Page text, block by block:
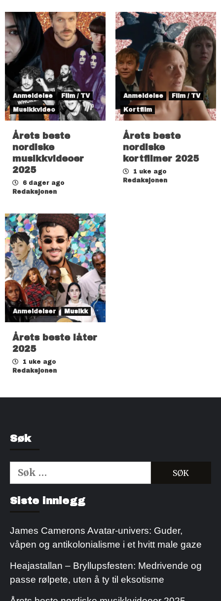
Anmeldelse
Film / TV
Musikkvideo
Årets beste
nordiske
musikkvideoer
2025
6 dager ago
Redaksjonen
Anmeldelse
Film / TV
Kortfilm
Årets beste
nordiske
kortfilmer 2025
1 uke ago
Redaksjonen
Anmeldelser Musikk
Årets beste låter
2025
1 uke ago
Redaksjonen
Søk
Søk
etter:
Siste innlegg
James Camerons Avatar-univers: Guder,
våpen og antikolonialisme i et hvitt male gaze
Heajastallan – Bryllupsfesten: Medrivende og
passe rølpete, uten å ty til eksotisme